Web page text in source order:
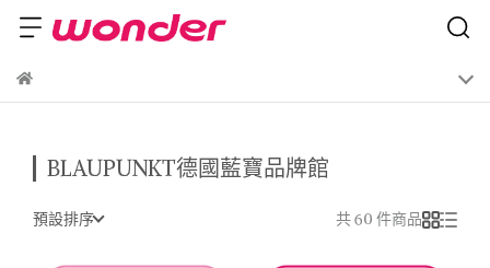
BLAUPUNKT德國藍寶品牌館
預設排序 共 60 件商品